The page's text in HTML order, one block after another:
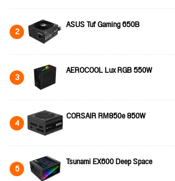
2 ASUS Tuf Gaming 650B
3 AEROCOOL Lux RGB 550W
4 CORSAIR RM850e 850W
5 Tsunami EX600 Deep Space